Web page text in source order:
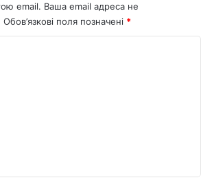
email. Ваша email адреса не
Обов’язкові поля позначені *